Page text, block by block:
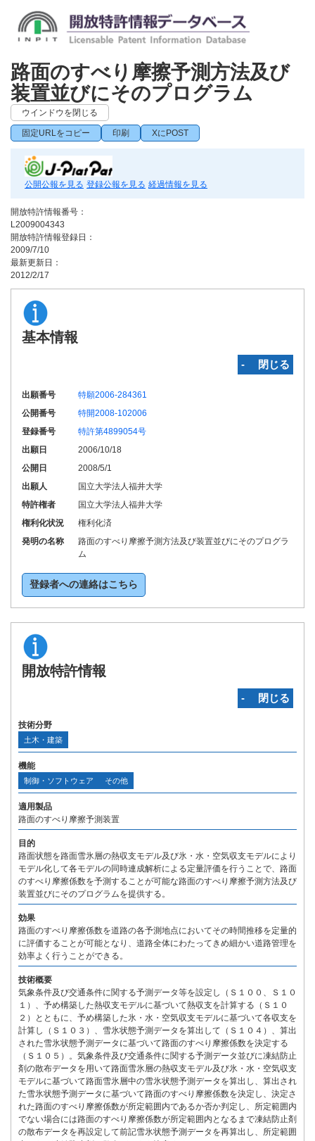
路面のすべり摩擦予測方法及び
装置並びにそのプログラム
ウインドウを閉じる
固定URLをコピー 印刷 XにPOST
公開公報を見る 登録公報を見る 経過情報を見る
開放特許情報番号：
L2009004343
開放特許情報登録日：
2009/7/10
最新更新日：
2012/2/17
基本情報
‐ 閉じる
出願番号
特願2006-284361
公開番号
特開2008-102006
登録番号
特許第4899054号
出願日
2006/10/18
公開日
2008/5/1
出願人
国立大学法人福井大学
特許権者
国立大学法人福井大学
権利化状況
権利化済
発明の名称
路面のすべり摩擦予測方法及び装置並びにそのプログラ
ム
登録者への連絡はこちら
開放特許情報
‐ 閉じる
技術分野
土木・建築
機能
制御・ソフトウェア その他
適用製品
路面のすべり摩擦予測装置
目的
路面状態を路面雪氷層の熱収支モデル及び氷・水・空気収支モデルにより
モデル化して各モデルの同時連成解析による定量評価を行うことで、路面
のすべり摩擦係数を予測することが可能な路面のすべり摩擦予測方法及び
装置並びにそのプログラムを提供する。
効果
路面のすべり摩擦係数を道路の各予測地点においてその時間推移を定量的
に評価することが可能となり、道路全体にわたってきめ細かい道路管理を
効率よく行うことができる。
技術概要
気象条件及び交通条件に関する予測データ等を設定し（Ｓ１００、Ｓ１０
１）、予め構築した熱収支モデルに基づいて熱収支を計算する（Ｓ１０
２）とともに、予め構築した氷・水・空気収支モデルに基づいて各収支を
計算し（Ｓ１０３）、雪氷状態予測データを算出して（Ｓ１０４）、算出
された雪氷状態予測データに基づいて路面のすべり摩擦係数を決定する
（Ｓ１０５）。気象条件及び交通条件に関する予測データ並びに凍結防止
剤の散布データを用いて路面雪氷層の熱収支モデル及び氷・水・空気収支
モデルに基づいて路面雪氷層中の雪氷状態予測データを算出し、算出され
た雪氷状態予測データに基づいて路面のすべり摩擦係数を決定し、決定さ
れた路面のすべり摩擦係数が所定範囲内であるか否か判定し、所定範囲内
でない場合には路面のすべり摩擦係数が所定範囲内となるまで凍結防止剤
の散布データを再設定して前記雪氷状態予測データを再算出し、所定範囲